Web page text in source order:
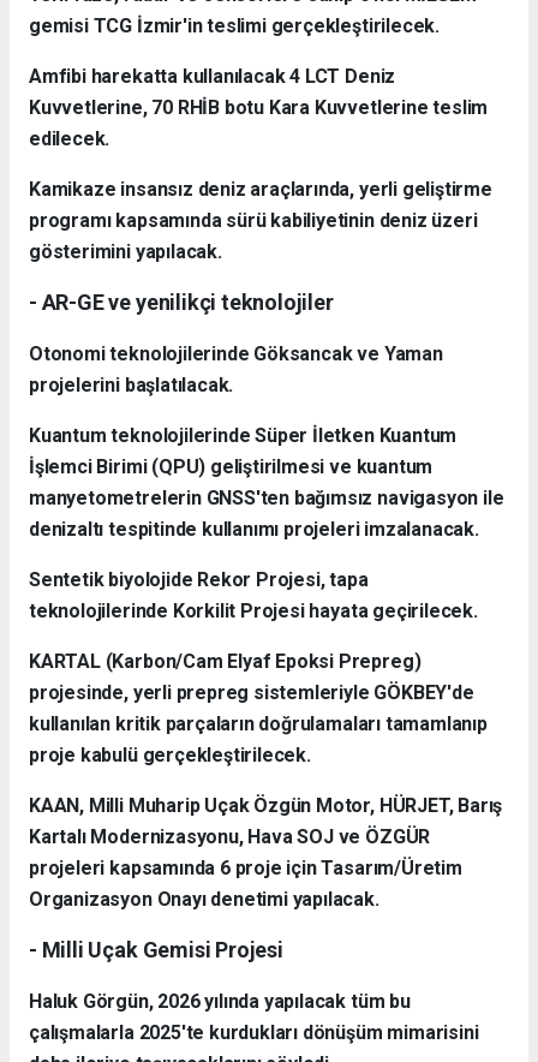
gemisi TCG İzmir'in teslimi gerçekleştirilecek.
Amfibi harekatta kullanılacak 4 LCT Deniz
Kuvvetlerine, 70 RHİB botu Kara Kuvvetlerine teslim
edilecek.
Kamikaze insansız deniz araçlarında, yerli geliştirme
programı kapsamında sürü kabiliyetinin deniz üzeri
gösterimini yapılacak.
- AR-GE ve yenilikçi teknolojiler
Otonomi teknolojilerinde Göksancak ve Yaman
projelerini başlatılacak.
Kuantum teknolojilerinde Süper İletken Kuantum
İşlemci Birimi (QPU) geliştirilmesi ve kuantum
manyetometrelerin GNSS'ten bağımsız navigasyon ile
denizaltı tespitinde kullanımı projeleri imzalanacak.
Sentetik biyolojide Rekor Projesi, tapa
teknolojilerinde Korkilit Projesi hayata geçirilecek.
KARTAL (Karbon/Cam Elyaf Epoksi Prepreg)
projesinde, yerli prepreg sistemleriyle GÖKBEY'de
kullanılan kritik parçaların doğrulamaları tamamlanıp
proje kabulü gerçekleştirilecek.
KAAN, Milli Muharip Uçak Özgün Motor, HÜRJET, Barış
Kartalı Modernizasyonu, Hava SOJ ve ÖZGÜR
projeleri kapsamında 6 proje için Tasarım/Üretim
Organizasyon Onayı denetimi yapılacak.
- Milli Uçak Gemisi Projesi
Haluk Görgün, 2026 yılında yapılacak tüm bu
çalışmalarla 2025'te kurdukları dönüşüm mimarisini